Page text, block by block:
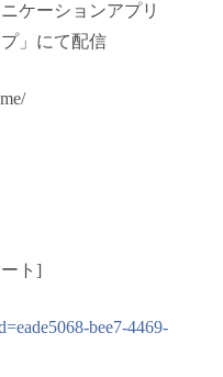
ケーションアプリ
」にて配信
ト]
bee7-4469-